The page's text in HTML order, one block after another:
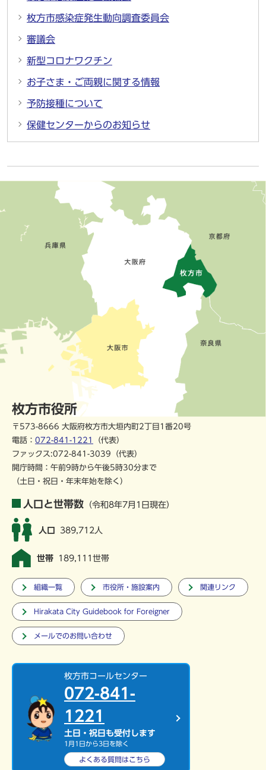
枚方市感染症発生動向調査委員会
審議会
新型コロナワクチン
お子さま・ご両親に関する情報
予防接種について
保健センターからのお知らせ
枚方市役所
〒573-8666 大阪府枚方市大垣内町2丁目1番20号
電話： 072-841-1221
（代表）
ファックス:072-841-3039（代表）
開庁時間：午前9時から午後5時30分まで
（土日・祝日・年末年始を除く）
人口と世帯数 （令和8年7月1日現在）
人口 389,712人
世帯 189,111世帯
組織一覧 市役所・施設案内 関連リンク
Hirakata City Guidebook for Foreigner
メールでのお問い合わせ
枚方市コールセンター
072-841-
1221
土日・祝日も受付します
1月1日から3日を除く
よくある質問はこちら